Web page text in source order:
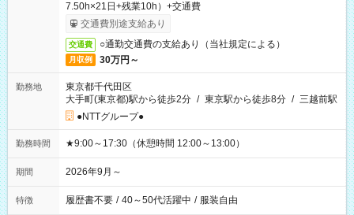
7.50h×21日+残業10h）+交通費
交通費別途支給あり
交通費 ○通勤交通費の支給あり（当社規定による）
月収例 30万円～
勤務地
東京都千代田区
大手町(東京都)駅から徒歩2分 / 東京駅から徒歩8分 / 三越前駅
●NTTグループ●
勤務時間 ★9:00～17:30（休憩時間 12:00～13:00）
期間 2026年9月～
特徴 履歴書不要 / 40～50代活躍中 / 服装自由